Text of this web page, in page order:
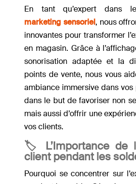
En tant qu’expert dans
marketing sensoriel, nous
innovantes pour transformer
en magasin. Grâce à
sonorisation adaptée et la
points de vente, nous vous
ambiance immersive dans vos
dans le but de favoriser non
mais aussi d’offrir une
vos clients.
🏷 L’Importance de
client pendant les
Pourquoi se concentrer sur